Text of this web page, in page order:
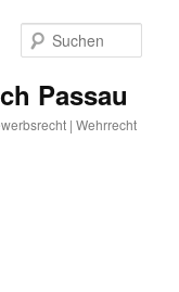
Passau
| Wehrrecht